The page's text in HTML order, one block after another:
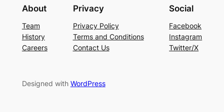
About
Team
History
Careers
Privacy
Privacy Policy
Terms and Conditions
Contact Us
Social
Facebook
Instagram
Twitter/X
Designed with WordPress